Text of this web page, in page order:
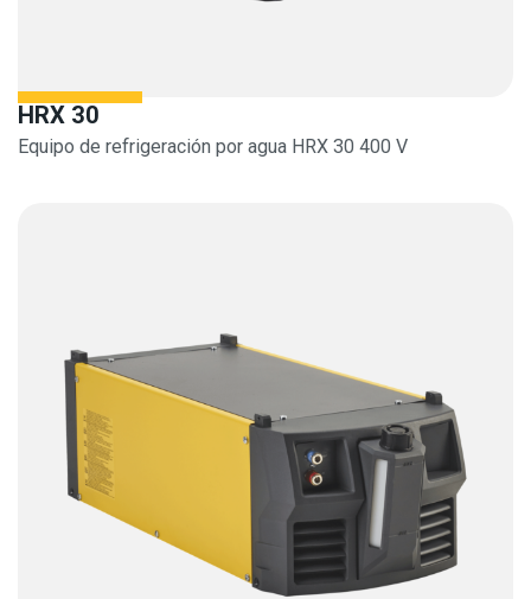
HRX 30
Equipo de refrigeración por agua HRX 30 400 V